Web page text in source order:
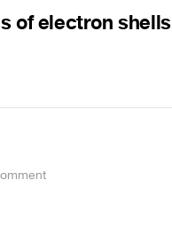
of electron shells